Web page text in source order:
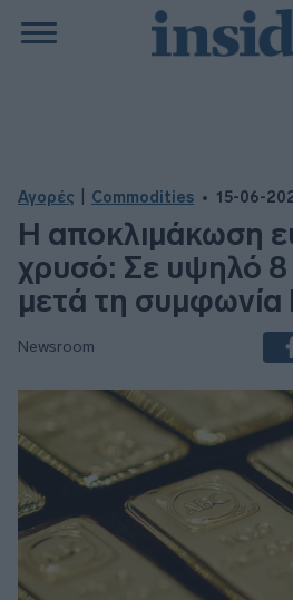
Αγορές Commodities 15-06-
Η αποκλιμάκωση
χρυσό: Σε υψηλό
μετά τη
Newsroom